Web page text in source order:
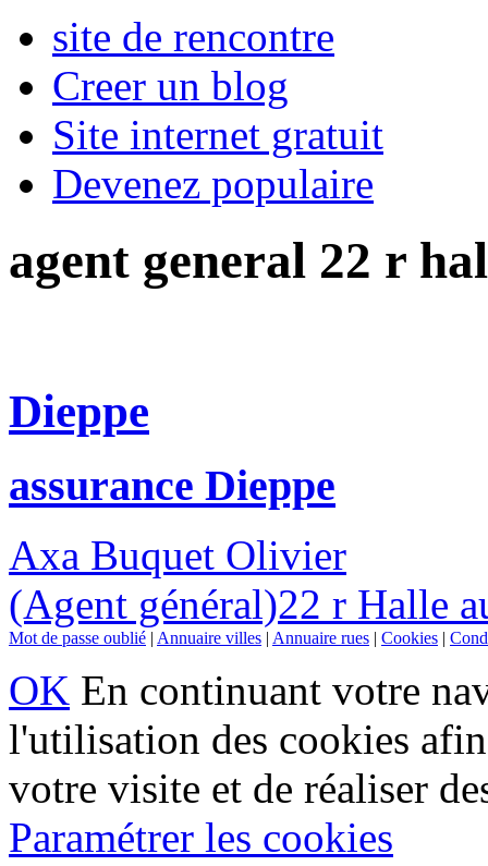
site de rencontre
Creer un blog
Site internet gratuit
Devenez populaire
agent general 22 r
Dieppe
assurance Dieppe
Axa Buquet Olivier
(Agent général)22 r Halle
Mot de passe oublié | Annuaire villes | Annuaire rues | Cookies |
OK En continuant votre
l'utilisation des cookies
votre visite et de réaliser
Paramétrer les cookies